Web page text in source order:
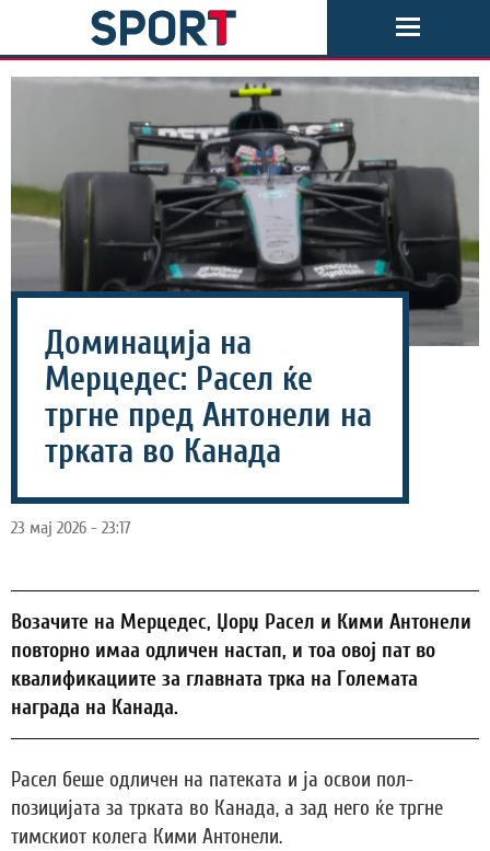
Доминација на
Мерцедес: Расел ќе
тргне пред Антонели на
трката во Канада
23 мај 2026 - 23:17
Возачите на Мерцедес, Џорџ Расел и Кими Антонели
повторно имаа одличен настап, и тоа овој пат во
квалификациите за главната трка на Големата
награда на Канада.
Расел беше одличен на патеката и ја освои пол-
позицијата за трката во Канада, а зад него ќе тргне
тимскиот колега Кими Антонели.